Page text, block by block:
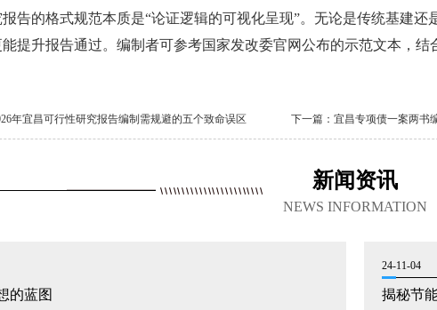
的格式规范本质是“论证逻辑的可视化呈现”。无论是传统基建还
提升报告通过。编制者可参考国家发改委官网公布的示范文本，
年宜昌可行性研究报告编制需规避的五个致命误区 下一篇： 宜昌专项债一案两书
新闻资讯
NEWS INFORMATION
的蓝图
24-11-04
揭秘节